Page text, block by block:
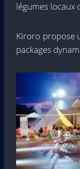
légumes locaux
Kiroro propose
packages